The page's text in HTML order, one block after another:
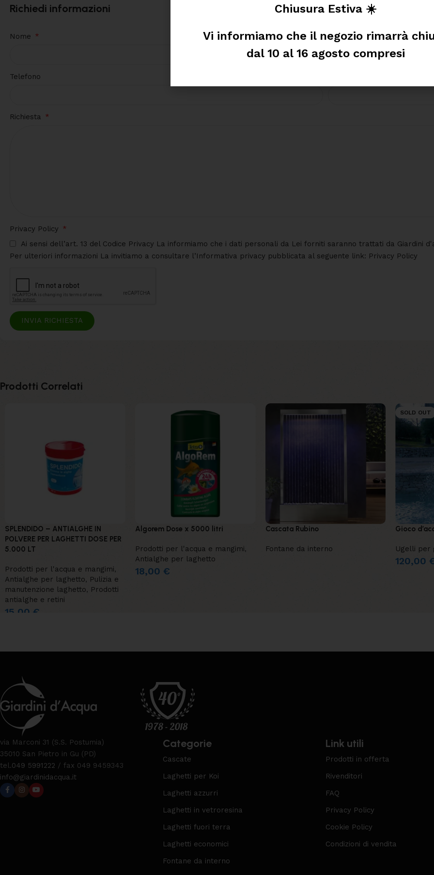
Richiedi informazioni
Nome Cognome
Telefono
Richiesta
Privacy Policy
Ai sensi dell’art. 13 del Codice Privacy La informiamo che i dati personali da Lei forniti saranno trattati da Giardini
Per ulteriori informazioni La invitiamo a consultare l’Informativa privacy pubblicata al seguente link: Privacy Policy
INVIA RICHIESTA
Prodotti Correlati
SPLENDIDO – ANTIALGHE IN
POLVERE PER LAGHETTI DOSE PER
5.000 LT
Prodotti per l'acqua e mangimi,
Antialghe per laghetto, Pulizia e
manutenzione laghetto, Prodotti
antialghe e retini
15,00 €
Algorem Dose x 5000 litri
Prodotti per l'acqua e mangimi,
Antialghe per laghetto
18,00 €
Cascata Rubino
Fontane da interno
SOLD OUT
Gioco
Ugelli per
120,00
via Marconi 31 (S.S. Postumia)
35010 San Pietro in Gu (PD)
tel.049 5991222 / fax 049 9459343
info@giardinidacqua.it
Categorie
Cascate
Laghetti per Koi
Laghetti azzurri
Laghetti in vetroresina
Laghetti fuori terra
Laghetti economici
Fontane da interno
Link utili
Prodotti in offerta
Rivenditori
FAQ
Privacy Policy
Cookie Policy
Condizioni di vendita
Chiusura Estiva ☀️
Vi informiamo che il negozio rimarrà
dal 10 al 16 agosto compresi